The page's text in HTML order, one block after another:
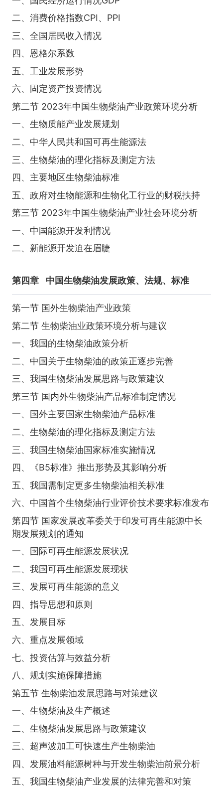
二、消费价格指数CPI、PPI
三、全国居民收入情况
四、恩格尔系数
五、工业发展形势
六、固定资产投资情况
第二节 2023年中国生物柴油产业政策环境分析
一、生物质能产业发展规划
二、中华人民共和国可再生能源法
三、生物柴油的理化指标及测定方法
四、主要地区生物柴油标准
五、政府对生物能源和生物化工行业的财税扶持
第三节 2023年中国生物柴油产业社会环境分析
一、中国能源开发利情况
二、新能源开发迫在眉睫
第四章 中国生物柴油发展政策、法规、标准
第一节 国外生物柴油产业政策
第二节 生物柴油业政策环境分析与建议
一、我国的生物柴油政策分析
二、中国关于生物柴油的政策正逐步完善
三、我国生物柴油发展思路与政策建议
第三节 国内外生物柴油产品标准制定情况
一、国外主要国家生物柴油产品标准
二、生物柴油的理化指标及测定方法
三、我国生物柴油国家标准实施情况
四、《B5标准》推出形势及其影响分析
五、我国需制定更多生物柴油相关标准
六、中国首个生物柴油行业评价技术要求标准发布
第四节 国家发展改革委关于印发可再生能源中长
期发展规划的通知
一、国际可再生能源发展状况
二、我国可再生能源发展现状
三、发展可再生能源的意义
四、指导思想和原则
五、发展目标
六、重点发展领域
七、投资估算与效益分析
八、规划实施保障措施
第五节 生物柴油发展思路与对策建议
一、生物柴油及生产概述
二、生物柴油发展思路与政策建议
三、超声波加工可快速生产生物柴油
四、发展油料能源树种与开发生物柴油前景分析
五、我国生物柴油产业发展的法律完善和对策